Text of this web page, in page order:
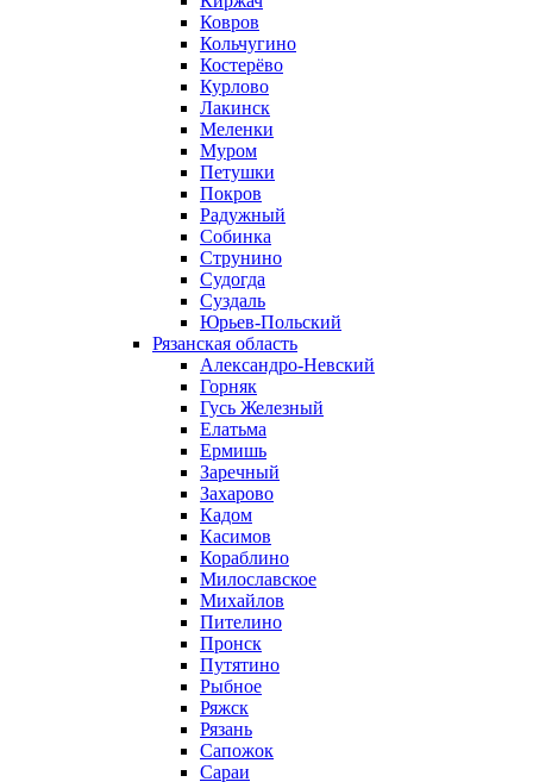
Ковров
Кольчугино
Костерёво
Курлово
Лакинск
Меленки
Муром
Петушки
Покров
Радужный
Собинка
Струнино
Судогда
Суздаль
Юрьев-Польский
Рязанская область
Александро-Невский
Горняк
Гусь Железный
Елатьма
Ермишь
Заречный
Захарово
Кадом
Касимов
Кораблино
Милославское
Михайлов
Пителино
Пронск
Путятино
Рыбное
Ряжск
Рязань
Сапожок
Сараи